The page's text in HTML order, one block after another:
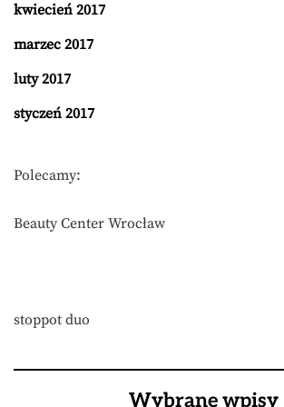
kwiecień 2017
marzec 2017
luty 2017
styczeń 2017
Polecamy:
Beauty Center Wrocław
stoppot duo
Wybrane wpisy